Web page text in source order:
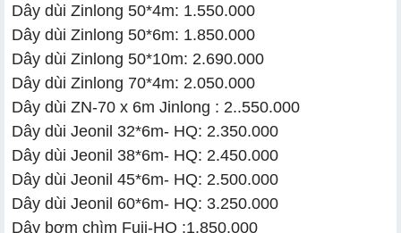
Dây dùi Zinlong 50*4m: 1.550.000
Dây dùi Zinlong 50*6m: 1.850.000
Dây dùi Zinlong 50*10m: 2.690.000
Dây dùi Zinlong 70*4m: 2.050.000
Dây dùi ZN-70 x 6m Jinlong : 2..550.000
Dây dùi Jeonil 32*6m- HQ: 2.350.000
Dây dùi Jeonil 38*6m- HQ: 2.450.000
Dây dùi Jeonil 45*6m- HQ: 2.500.000
Dây dùi Jeonil 60*6m- HQ: 3.250.000
Dây bơm chìm Fuji-HQ :1.850.000